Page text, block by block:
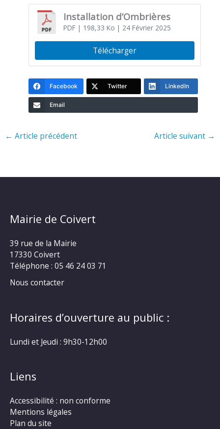
Installation d’Ombrières
PDF| 198,33 Ko | 24 Février 2025
Télécharger
Facebook Twitter LinkedIn
Email
← Article précédent Article suivant →
Mairie de Coivert
39 rue de la Mairie
17330 Coivert
Téléphone : 05 46 24 03 71
Nous contacter
Horaires d’ouverture au public :
Lundi et Jeudi : 9h30-12h00
Liens
Accessibilité : non conforme
Mentions légales
Plan du site